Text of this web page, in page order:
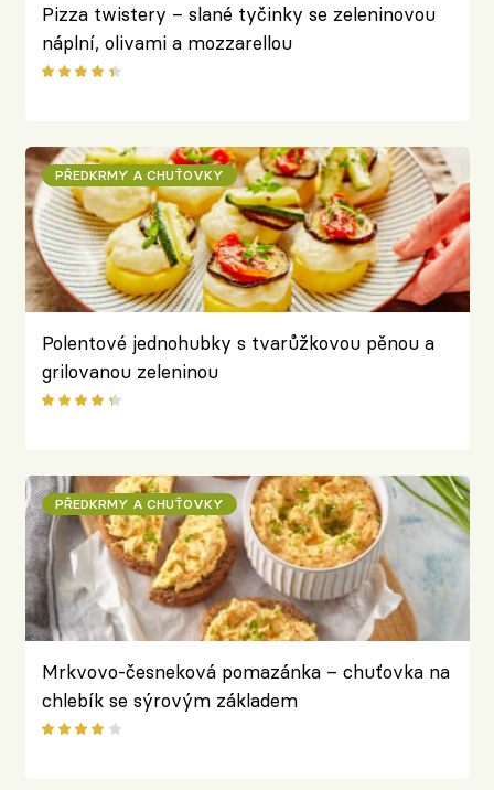
Pizza twistery – slané tyčinky se zeleninovou
náplní, olivami a mozzarellou
PŘEDKRMY A CHUŤOVKY
Polentové jednohubky s tvarůžkovou pěnou a
grilovanou zeleninou
PŘEDKRMY A CHUŤOVKY
Mrkvovo-česneková pomazánka – chuťovka na
chlebík se sýrovým základem